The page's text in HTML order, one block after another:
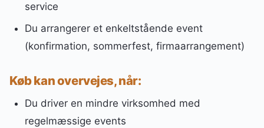
service
Du arrangerer et enkeltstående event
(konfirmation, sommerfest, firmaarrangement)
Køb kan overvejes, når:
Du driver en mindre virksomhed med
regelmæssige events